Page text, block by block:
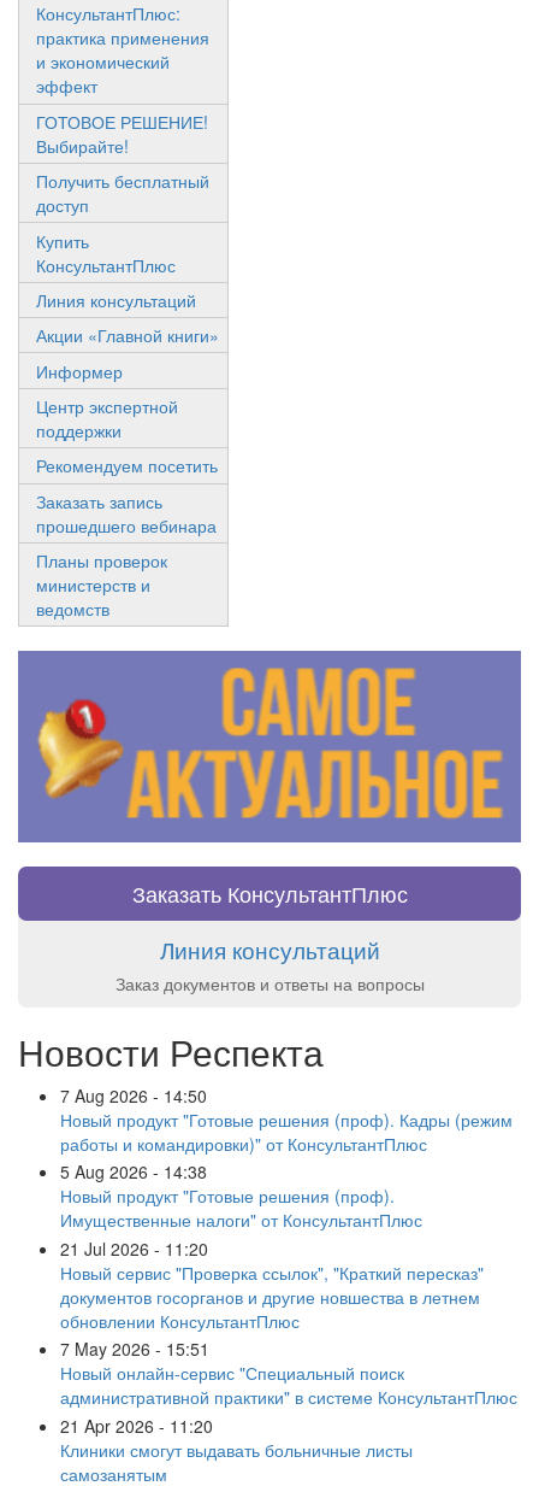
КонсультантПлюс:
практика применения
и экономический
эффект
ГОТОВОЕ РЕШЕНИЕ!
Выбирайте!
Получить бесплатный
доступ
Купить
КонсультантПлюс
Линия консультаций
Акции «Главной книги»
Информер
Центр экспертной
поддержки
Рекомендуем посетить
Заказать запись
прошедшего вебинара
Планы проверок
министерств и
ведомств
Заказать КонсультантПлюс
Линия консультаций
Заказ документов и ответы на вопросы
Новости Респекта
7 Aug 2026 - 14:50
Новый продукт "Готовые решения (проф). Кадры (режим
работы и командировки)" от КонсультантПлюс
5 Aug 2026 - 14:38
Новый продукт "Готовые решения (проф).
Имущественные налоги" от КонсультантПлюс
21 Jul 2026 - 11:20
Новый сервис "Проверка ссылок", "Краткий пересказ"
документов госорганов и другие новшества в летнем
обновлении КонсультантПлюс
7 May 2026 - 15:51
Новый онлайн-сервис "Специальный поиск
административной практики" в системе КонсультантПлюс
21 Apr 2026 - 11:20
Клиники смогут выдавать больничные листы
самозанятым